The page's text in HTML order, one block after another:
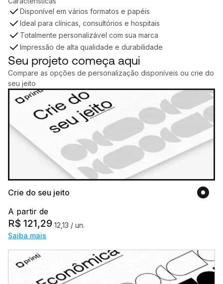
Disponível em vários formatos e papéis
Ideal para clínicas, consultórios e hospitais
Totalmente personalizável com sua marca
Impressão de alta qualidade e durabilidade
Seu projeto começa aqui
Compare as opções de personalização disponíveis ou crie do
seu jeito
Crie do seu jeito
A partir de
R$ 121,29 12,13 / un.
Saiba mais